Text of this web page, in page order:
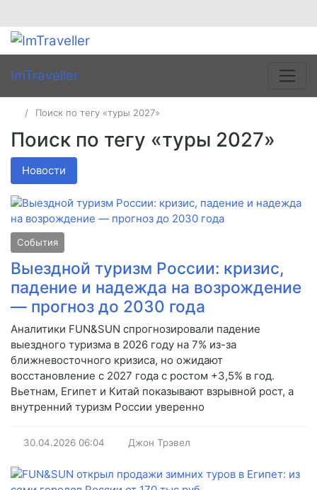
ImTraveller
Поиск по тегу «туры 2027»
Поиск по тегу «туры 2027»
Новости
События
Выездной туризм России: кризис,
падение и надежда на возрождение
— прогноз до 2030 года
Аналитики FUN&SUN спрогнозировали падение
выездного туризма в 2026 году на 7% из-за
ближневосточного кризиса, но ожидают
восстановление с 2027 года с ростом +3,5% в год.
Вьетнам, Египет и Китай показывают взрывной рост, а
внутренний туризм России уверенно
30.04.2026 06:04 Джон Трэвел